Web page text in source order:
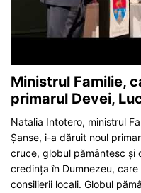
Ministrul Familie,
primarul Devei,
Natalia Intotero, ministrul
Șanse, i-a dăruit noul
cruce, globul pământesc și
credința în Dumnezeu,
consilierii locali. Globul